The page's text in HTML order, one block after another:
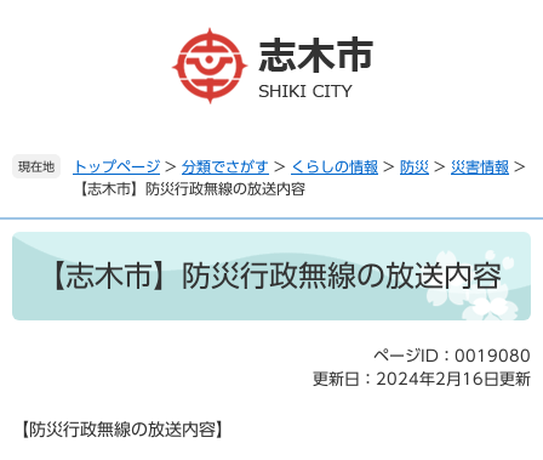
。
て
本
現在地 トップページ > 分類でさがす > くらしの情報 > 防災 > 災害情報 >
【志木市】防災行政無線の放送内容
本
【志木市】防災行政無線の放送内容
ページID：0019080
更新日：2024年2月16日更新
【防災行政無線の放送内容】